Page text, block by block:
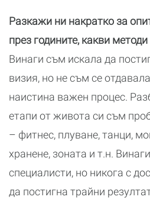
Разкажи ни накратко за
през годините, какви
Винаги съм искала да
визия, но не съм се
наистина важен процес.
етапи от живота си съм
– фитнес, плуване, танци,
хранене, зоната и т.н.
специалисти, но никога с
да постигна трайни